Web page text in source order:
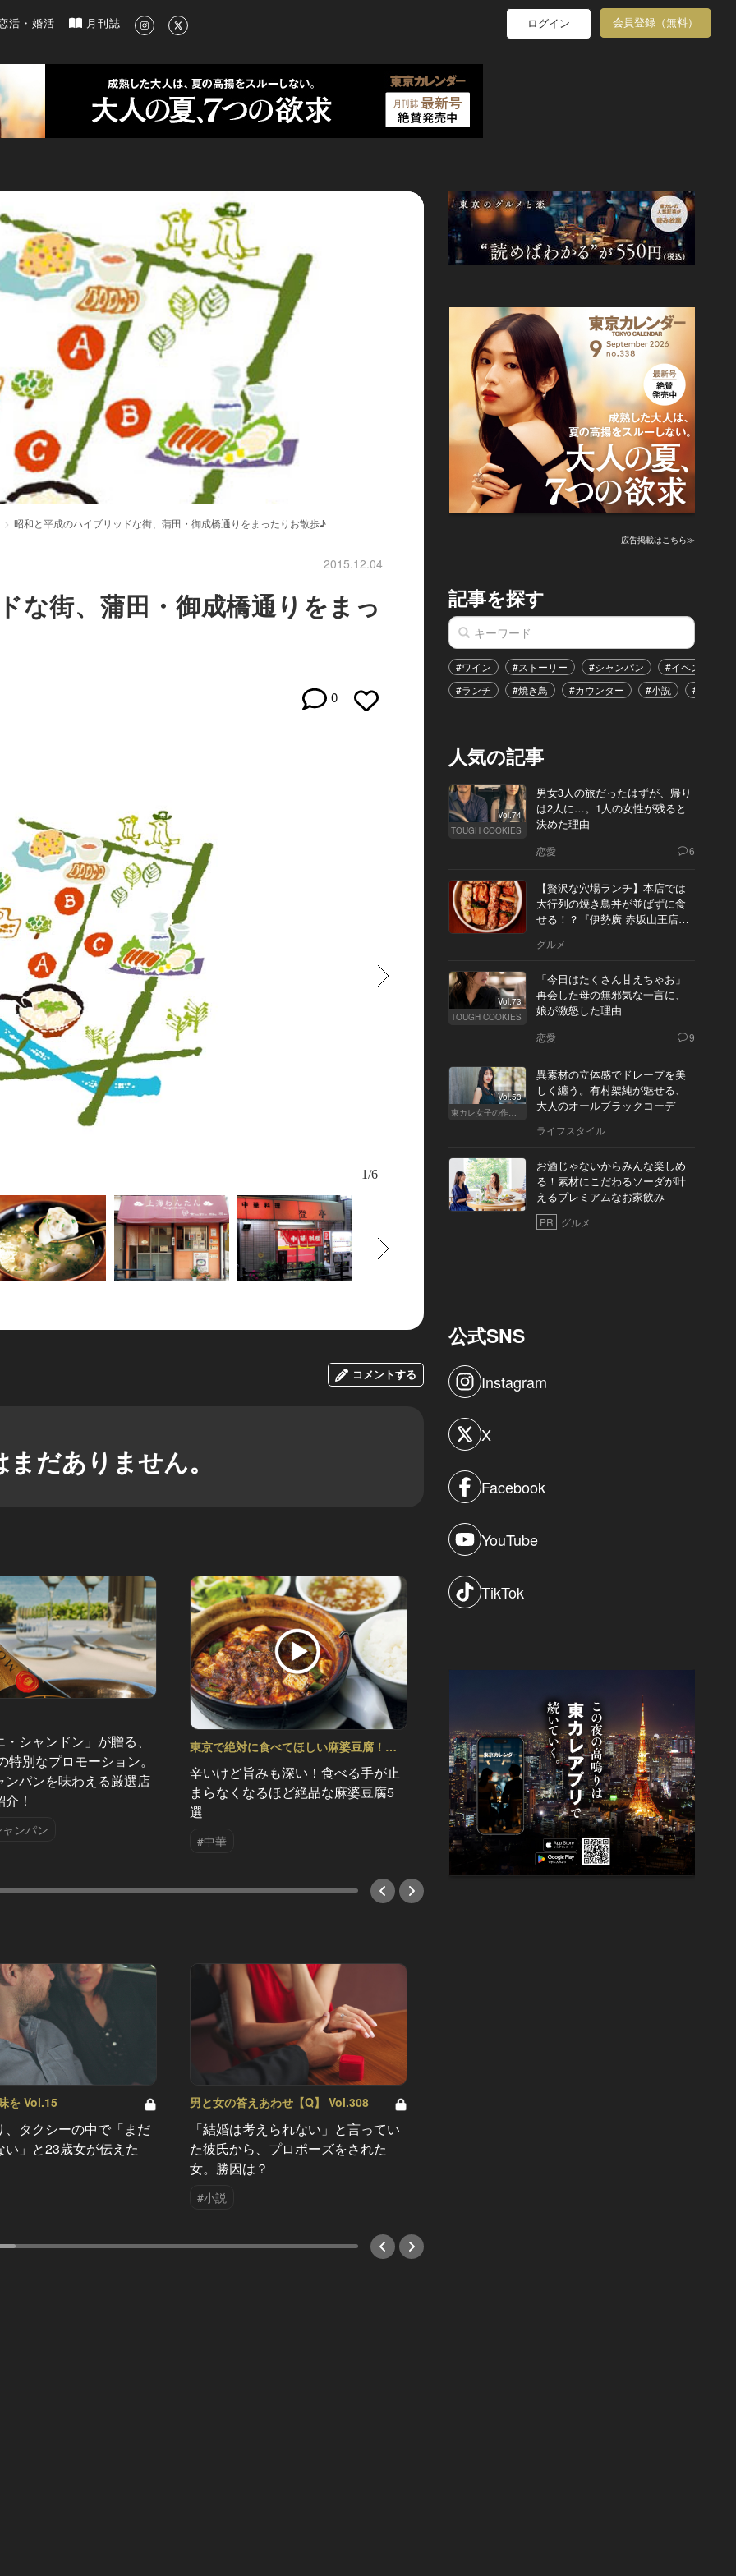
ルメ、洗練されたライフスタイル情報
活・婚活 月刊誌 ログイン 会員登録（無料）
昭和と平成のハイブリッドな街、蒲田・御成橋通りをまったりお散歩♪
2015.12.04
な街、蒲田・御成橋通りをまっ
0
1/6
コメントする
だありません。
シャンドン」が贈る、
特別なプロモーション。
ンパンを味わえる厳選店
！
ンパン
東京で絶対に食べてほしい麻婆豆腐！痺
れる辛さがクセになる Vol.1
辛いけど旨みも深い！食べる手が止
まらなくなるほど絶品な麻婆豆腐5
選
#中華
南青山で人気のチャイニーズを持ち
帰って、自宅で中華パーティーしよ
う！
#中華
オフィ
平」さ
華だっ
を Vol.15
、タクシーの中で「まだ
い」と23歳女が伝えた
男と女の答えあわせ【Q】 Vol.308
「結婚は考えられない」と言ってい
た彼氏から、プロポーズをされた
女。勝因は？
#小説
広告掲載はこちら≫
記事を探す
#ワイン #ストーリー #シャンパン #イベント
#ランチ
#焼き鳥 #カウンター #小説 #恋愛
人気の記事
Vol.74
TOUGH COOKIES
男女3人の旅だったはずが、帰り
は2人に…。1人の女性が残ると
決めた理由
恋愛 6
【贅沢な穴場ランチ】本店では
大行列の焼き鳥丼が並ばずに食
せる！？『伊勢廣 赤坂山王店』
グルメ
Vol.73
TOUGH COOKIES
「今日はたくさん甘えちゃお」
再会した母の無邪気な一言に、
娘が激怒した理由
恋愛 9
Vol.53
東カレ女子の作り方
異素材の立体感でドレープを美
しく纏う。有村架純が魅せる、
大人のオールブラックコーデ
ライフスタイル
お酒じゃないからみんな楽しめ
る！素材にこだわるソーダが叶
えるプレミアムなお家飲み
PR グルメ
公式SNS
Instagram
X
Facebook
YouTube
TikTok